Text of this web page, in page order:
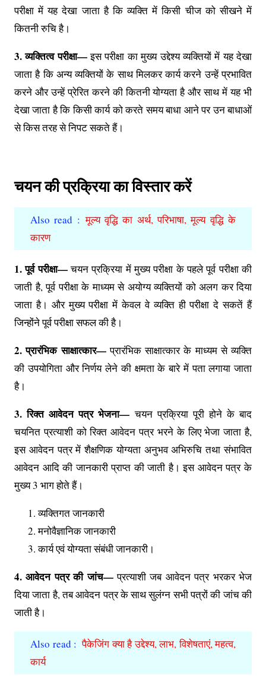
परीक्षा में यह देखा जाता है कि व्यक्ति में किसी चीज को सीखने में
कितनी रुचि है।
3. व्यक्तित्व परीक्षा—इस परीक्षा का मुख्य उद्देश्य व्यक्तियों में यह देखा
जाता है कि अन्य व्यक्तियों के साथ मिलकर कार्य करने उन्हें प्रभावित
करने और उन्हें प्रेरित करने की कितनी योग्यता है और साथ में यह भी
देखा जाता है कि किसी कार्य को करते समय बाधा आने पर उन बाधाओं
से किस तरह से निपट सकते हैं।
चयन की प्रक्रिया का विस्तार करें
Also read : मूल्य वृद्धि का अर्थ, परिभाषा, मूल्य वृद्धि के
कारण
1. पूर्व परीक्षा—चयन प्रक्रिया में मुख्य परीक्षा के पहले पूर्व परीक्षा की
जाती है, पूर्व परीक्षा के माध्यम से अयोग्य व्यक्तियों को अलग कर दिया
जाता है। और मुख्य परीक्षा में केवल वे व्यक्ति ही परीक्षा दे सकतें हैं
जिन्होंने पूर्व परीक्षा सफल की है।
2. प्रारंभिक साक्षात्कार—प्रारंभिक साक्षात्कार के माध्यम से व्यक्ति
की उपयोगिता और निर्णय लेने की क्षमता के बारे में पता लगाया जाता
है।
3. रिक्त आवेदन पत्र भेजना— चयन प्रक्रिया पूरी होने के बाद
चयनित प्रत्याशी को रिक्त आवेदन पत्र भरने के लिए भेजा जाता है,
इस आवेदन पत्र में शैक्षणिक योग्यता अनुभव अभिरुचि तथा संभावित
आवेदन आदि की जानकारी प्राप्त की जाती है। इस आवेदन पत्र के
मुख्य 3 भाग होते हैं।
व्यक्तिगत जानकारी
मनोवैज्ञानिक जानकारी
कार्य एवं योग्यता संबंधी जानकारी।
4. आवेदन पत्र की जांच—प्रत्याशी जब आवेदन पत्र भरकर भेज
दिया जाता है, तब आवेदन पत्र के साथ सुलंग्न सभी पत्रों की जांच की
जाती है।
Also read : पैकेजिंग क्या है उद्देश्य, लाभ, विशेषताएं, महत्व,
कार्य